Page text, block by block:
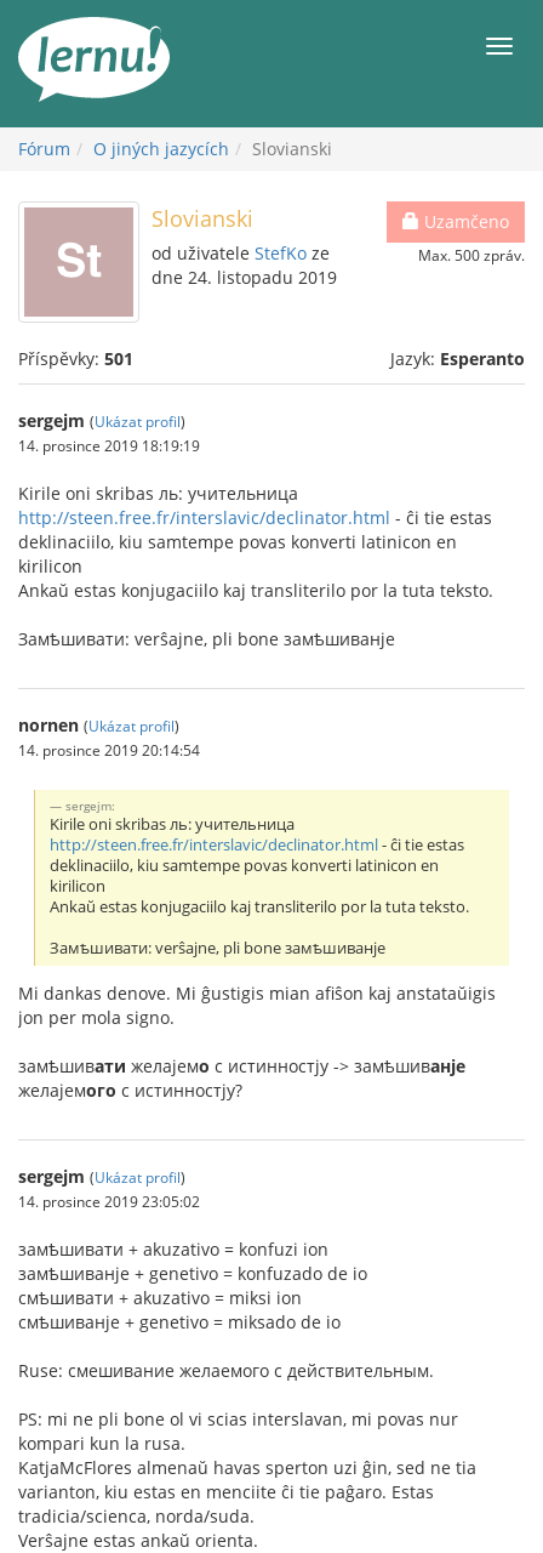
obsahu
Fórum O jiných jazycích Slovianski
Uzamčeno
Max. 500 zpráv.
Slovianski
od uživatele StefKo ze
dne 24. listopadu 2019
Příspěvky: 501 Jazyk: Esperanto
sergejm (Ukázat profil)
14. prosince 2019 18:19:19
Kirile oni skribas ль: учительница
http://steen.free.fr/interslavic/declinator.html - ĉi tie estas
deklinaciilo, kiu samtempe povas konverti latinicon en
kirilicon
Ankaŭ estas konjugaciilo kaj transliterilo por la tuta teksto.
Замѣшивати: verŝajne, pli bone замѣшиванje
nornen (Ukázat profil)
14. prosince 2019 20:14:54
sergejm:
Kirile oni skribas ль: учительница
http://steen.free.fr/interslavic/declinator.html- ĉi tie estas
deklinaciilo, kiu samtempe povas konverti latinicon en
kirilicon
Ankaŭ estas konjugaciilo kaj transliterilo por la tuta teksto.
Замѣшивати: verŝajne, pli bone замѣшиванje
Mi dankas denove. Mi ĝustigis mian afiŝon kaj anstataŭigis
jon per mola signo.
замѣшивати желаjемо с истинностjу -> замѣшиванje
желаjемого с истинностjу?
sergejm (Ukázat profil)
14. prosince 2019 23:05:02
замѣшивати + akuzativo = konfuzi ion
замѣшиванje + genetivo = konfuzado de io
смѣшивати + akuzativo = miksi ion
смѣшиванje + genetivo = miksado de io
Ruse: смешивание желаемого с действительным.
PS: mi ne pli bone ol vi scias interslavan, mi povas nur
kompari kun la rusa.
KatjaMcFlores almenaŭ havas sperton uzi ĝin, sed ne tia
varianton, kiu estas en menciite ĉi tie paĝaro. Estas
tradicia/scienca, norda/suda.
Verŝajne estas ankaŭ orienta.